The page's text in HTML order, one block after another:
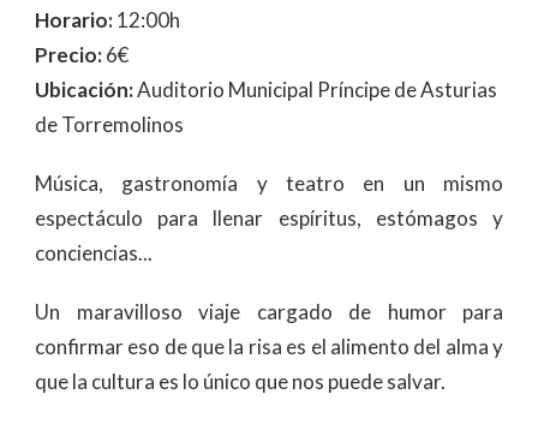
Horario:12:00h
Precio:6€
Ubicación:Auditorio Municipal Príncipe de Asturias
de Torremolinos
Música, gastronomía y teatro en un mismo
espectáculo para llenar espíritus, estómagos y
conciencias...
Un maravilloso viaje cargado de humor para
confirmar eso de que la risa es el alimento del alma y
que la cultura es lo único que nos puede salvar.